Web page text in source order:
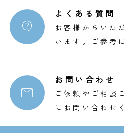

よくある質問
お客様からいた
います。ご参考

お問い合わせ
ご依頼やご相談
にお問い合わせ